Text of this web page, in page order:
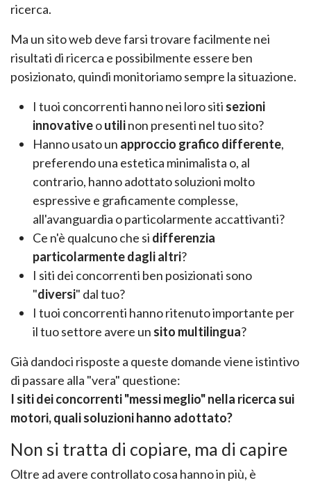
ricerca.
Ma un sito web deve farsi trovare facilmente nei
risultati di ricerca e possibilmente essere ben
posizionato, quindi monitoriamo sempre la situazione.
I tuoi concorrenti hanno nei loro siti sezioni
innovativeoutilinon presenti nel tuo sito?
Hanno usato un approccio grafico differente,
preferendo una estetica minimalista o, al
contrario, hanno adottato soluzioni molto
espressive e graficamente complesse,
all'avanguardia o particolarmente accattivanti?
Ce n'è qualcuno che si differenzia
particolarmente dagli altri?
I siti dei concorrenti ben posizionati sono
"diversi" dal tuo?
I tuoi concorrenti hanno ritenuto importante per
il tuo settore avere un sito multilingua?
Già dandoci risposte a queste domande viene istintivo
di passare alla "vera" questione:
I siti dei concorrenti "messi meglio" nella ricerca sui
motori, quali soluzioni hanno adottato?
Non si tratta di copiare, ma di capire
Oltre ad avere controllato cosa hanno in più, è